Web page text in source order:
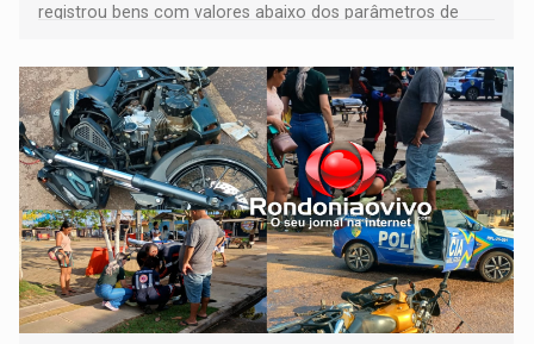
registrou bens com valores abaixo dos parâmetros de
milhões